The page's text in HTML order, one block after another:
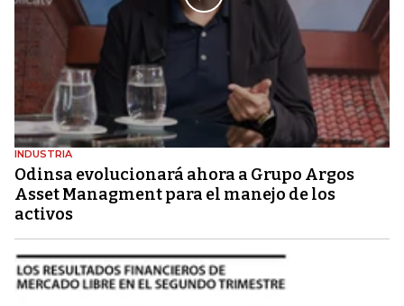
INDUSTRIA
Odinsa evolucionará ahora a Grupo Argos
Asset Managment para el manejo de los
activos